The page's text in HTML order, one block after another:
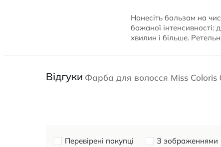
Нанесіть бальзам на
бажаної
хвилин і більше.
Відгуки Фарба для волосся Miss Coloris
Перевірені покупці З зображеннями